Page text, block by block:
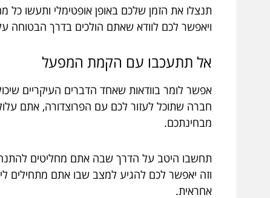
תנצלו את הזמן שלכם באופן אופטימלי ותעשו
ויאפשר לכם לוודא שאתם הולכים בדרך הבטוחה
אל תתעכבו עם הקמת המפעל
אפשר לומר בוודאות שאחד הדברים העיקריים
חברה שתוכל לעזור לכם עם הפרוצדורה, אתם
מבחינתכם.
תחשבו היטב על הדרך שבה אתם מחליטים
וזה יאפשר לכם להגיע למצב שבו אתם מתחילים
אחראית.